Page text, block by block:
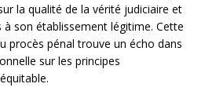
la qualité de la vérité judiciaire et
son établissement légitime. Cette
procès pénal trouve un écho dans
sur les principes